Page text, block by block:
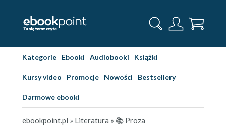
Kategorie Ebooki Audiobooki Książki
Kursy video Promocje Nowości Bestsellery
Darmowe ebooki
ebookpoint.pl » Literatura » 📚 Proza